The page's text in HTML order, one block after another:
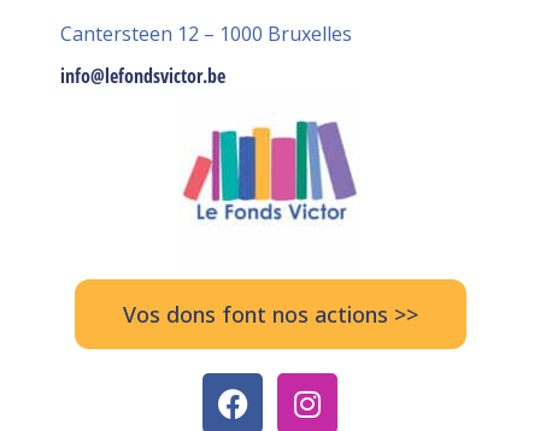
Cantersteen 12 – 1000 Bruxelles
info@lefondsvictor.be
Vos dons font nos actions >>